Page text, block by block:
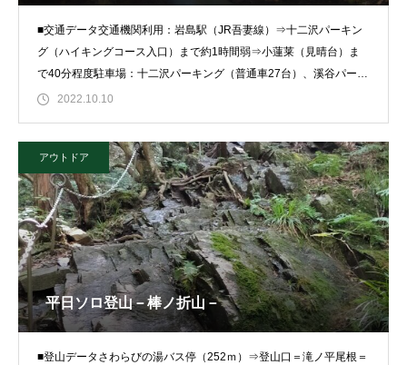
■交通データ交通機関利用：岩島駅（JR吾妻線）⇒十二沢パーキン
グ（ハイキングコース入口）まで約1時間弱⇒小蓮莱（見晴台）ま
で40分程度駐車場：十二沢パーキング（普通車27台）、溪谷パーキ
ング（2022.10.10
アウトドア
平日ソロ登山－棒ノ折山－
■登山データさわらびの湯バス停（252ｍ）⇒登山口＝滝ノ平尾根＝